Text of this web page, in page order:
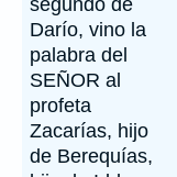
segundo de
Darío, vino la
palabra del
SEÑOR al
profeta
Zacarías, hijo
de Berequías,